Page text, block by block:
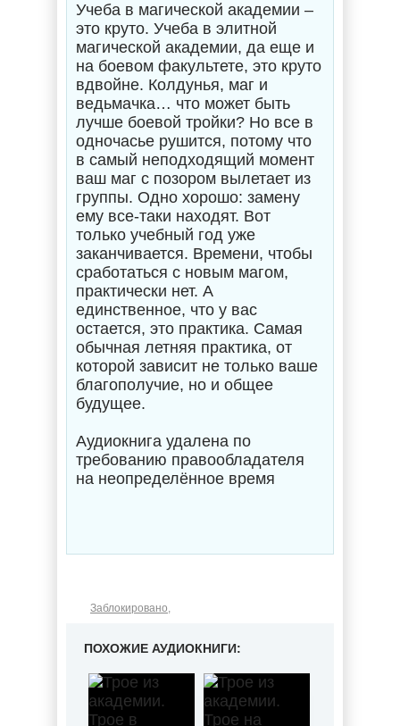
Учеба в магической академии –
это круто. Учеба в элитной
магической академии, да еще и
на боевом факультете, это круто
вдвойне. Колдунья, маг и
ведьмачка… что может быть
лучше боевой тройки? Но все в
одночасье рушится, потому что
в самый неподходящий момент
ваш маг с позором вылетает из
группы. Одно хорошо: замену
ему все-таки находят. Вот
только учебный год уже
заканчивается. Времени, чтобы
сработаться с новым магом,
практически нет. А
единственное, что у вас
остается, это практика. Самая
обычная летняя практика, от
которой зависит не только ваше
благополучие, но и общее
будущее.
Аудиокнига удалена по
требованию правообладателя
на неопределённое время
Заблокировано,
ПОХОЖИЕ АУДИОКНИГИ: